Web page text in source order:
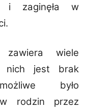
i zaginęła w
wiele
nich jest brak
możliwe było
rodzin przez